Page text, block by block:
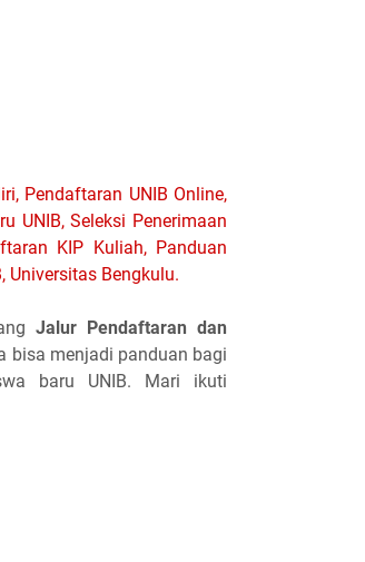
Pendaftaran UNIB Online,
UNIB, Seleksi Penerimaan
KIP Kuliah, Panduan
Universitas Bengkulu.
Jalur Pendaftaran dan
bisa menjadi panduan bagi
baru UNIB. Mari ikuti